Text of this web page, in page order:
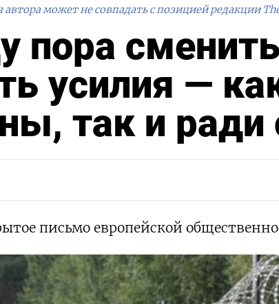
может не совпадать с позицией редакции
пора
усилия —
так и ради
письмо европейской